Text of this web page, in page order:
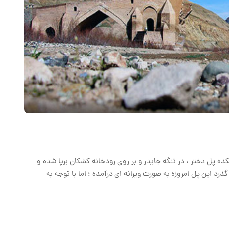
و شمال دهکده پل دختر ، در تنگه جایدر و بر روی رودخانه کشکان برپا شده و
این پل امروزه به صورت ویرانه ای درآمده ؛ اما با توجه به